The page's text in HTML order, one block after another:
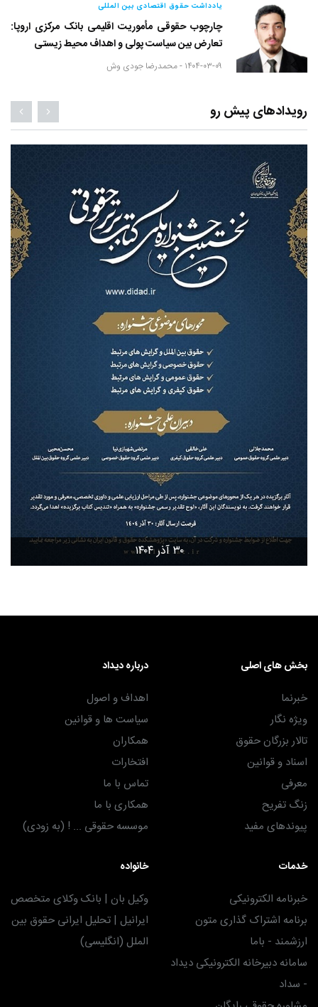
یادداشت حقوق اقتصادی بین المللی
چارچوب حقوقی مأموریت اقلیمی بانک مرکزی اروپا:
تعارض بین سیاست پولی و اهداف محیط زیستی
۱۴۰۴-۰۳-۰۹ - محمدرضا جودی وش
رویدادهای پیش رو
۳۰ آذر ۱۴۰۴
بخش های اصلی
خبرنما
ویژه نگار
تالار بزرگان حقوق
اسناد و قوانین
معرفی
زنگ تفریح
پیوندهای مفید
درباره دیداد
اهداف و اصول
سیاست ها و قوانین
همکاران
افتخارات
تماس با ما
همکاری با ما
موسسه حقوقی ... ! (به زودی)
خدمات
خبرنامه الکترونیکی
برنامه اشتراک گذاری متون
ارزشمند - باما
سامانه دبیرخانه الکترونیکی دیداد
- سداد
خانواده
وکیل بان | بانک وکلای متخصص
ایرانیل | تحلیل ایرانی حقوق بین
الملل (انگلیسی)